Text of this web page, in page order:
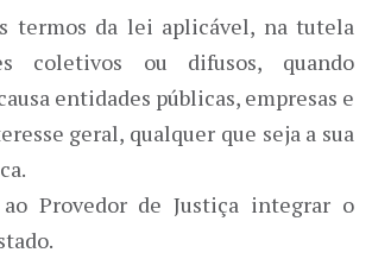
termos da lei aplicável, na tutela
coletivos ou difusos, quando
entidades públicas, empresas e
geral, qualquer que seja a sua
Provedor de Justiça integrar o